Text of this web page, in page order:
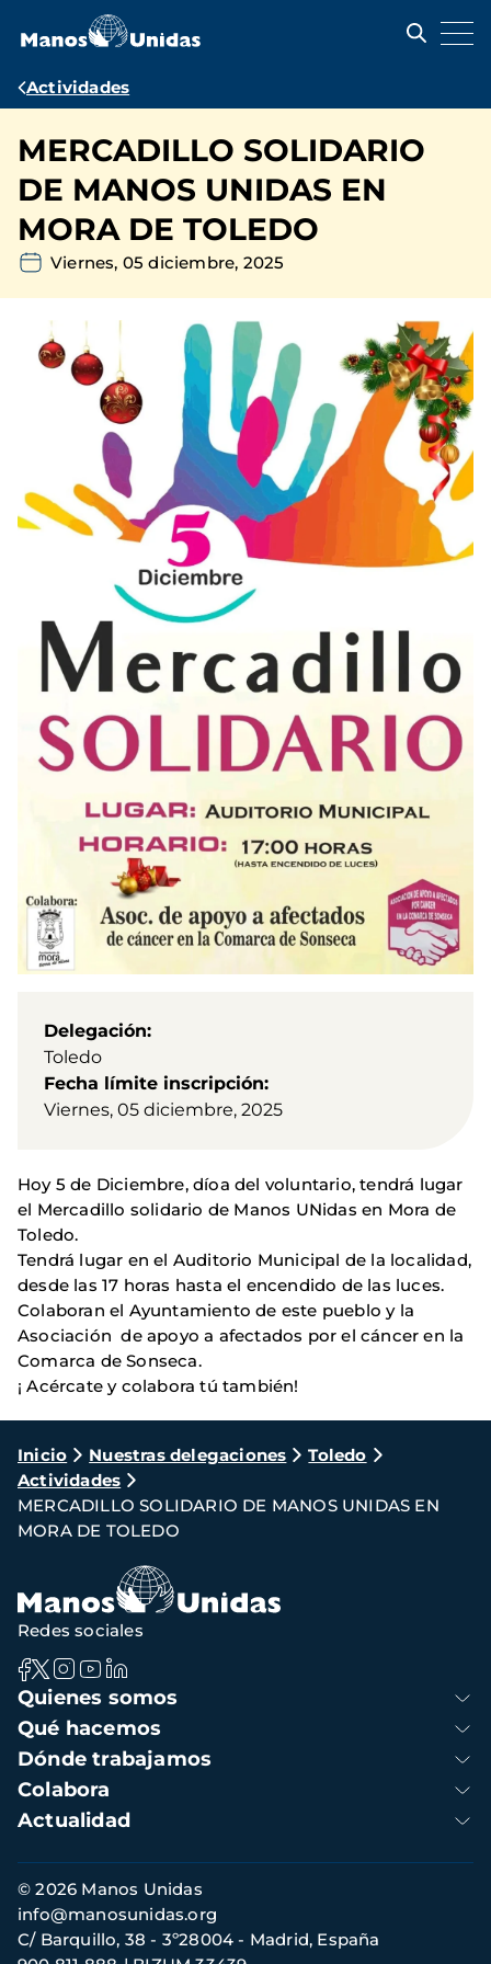
contenido
Ruta
navegación
Actividades
MERCADILLO SOLIDARIO
DE MANOS UNIDAS EN
MORA DE TOLEDO
Viernes, 05 diciembre, 2025
Delegación
Toledo
Fecha límite inscripción
Viernes, 05 diciembre, 2025
Hoy 5 de Diciembre, díoa del voluntario, tendrá lugar
el Mercadillo solidario de Manos UNidas en Mora de
Toledo.
Tendrá lugar en el Auditorio Municipal de la localidad,
desde las 17 horas hasta el encendido de las luces.
Colaboran el Ayuntamiento de este pueblo y la
Asociación de apoyo a afectados por el cáncer en la
Comarca de Sonseca.
¡ Acércate y colabora tú también!
Ruta
de
navegación
Inicio Nuestras delegaciones
Toledo
Actividades
MERCADILLO SOLIDARIO DE MANOS UNIDAS EN
MORA DE TOLEDO
Navegación
principal
Quienes somos
Qué hacemos
Dónde trabajamos
Colabora
Actualidad
Redes sociales
Información
de
contacto
© 2026 Manos Unidas
C/ Barquillo, 38 - 3º28004 - Madrid, España
info@manosunidas.org